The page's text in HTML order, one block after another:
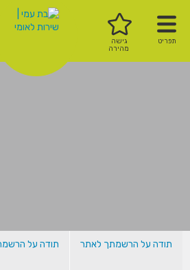
תפריט
גישה
מהירה
תודה על הרשמתך לאתר תודה על